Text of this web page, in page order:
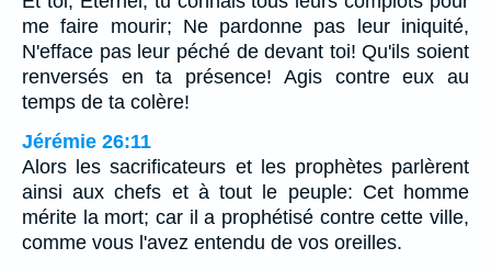
me faire mourir; Ne pardonne pas leur iniquité,
N'efface pas leur péché de devant toi! Qu'ils soient
renversés en ta présence! Agis contre eux au
temps de ta colère!
Jérémie 26:11
Alors les sacrificateurs et les prophètes parlèrent
ainsi aux chefs et à tout le peuple: Cet homme
mérite la mort; car il a prophétisé contre cette ville,
comme vous l'avez entendu de vos oreilles.